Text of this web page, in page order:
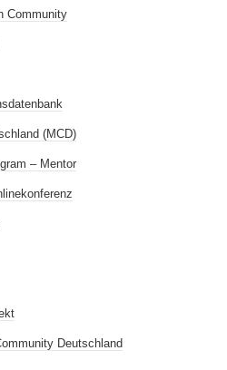
Community
(MCD)
– Mentor
Deutschland